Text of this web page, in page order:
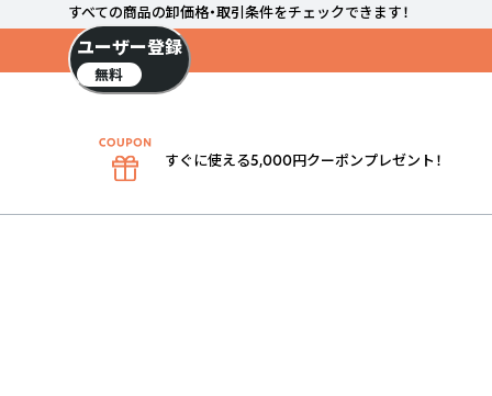
すべての商品の卸価格・取引条件をチェックできます！
ユーザー登録
無料
すぐに使える5,000円クーポンプレゼント！